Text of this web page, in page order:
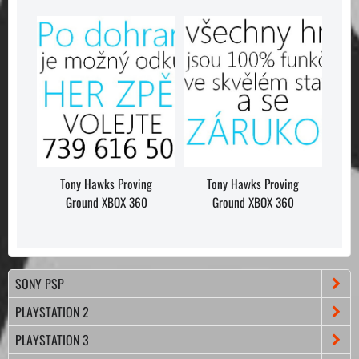
Tony Hawks Proving
Ground XBOX 360
Tony Hawks Proving
Ground XBOX 360
SONY PSP
PLAYSTATION 2
PLAYSTATION 3